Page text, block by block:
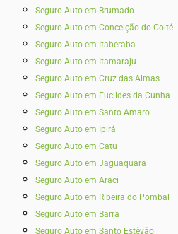
Seguro Auto em Brumado
Seguro Auto em Conceição do Coité
Seguro Auto em Itaberaba
Seguro Auto em Itamaraju
Seguro Auto em Cruz das Almas
Seguro Auto em Euclides da Cunha
Seguro Auto em Santo Amaro
Seguro Auto em Ipirá
Seguro Auto em Catu
Seguro Auto em Jaguaquara
Seguro Auto em Araci
Seguro Auto em Ribeira do Pombal
Seguro Auto em Barra
Seguro Auto em Santo Estêvão